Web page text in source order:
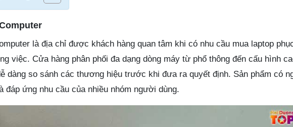
là địa chỉ được khách hàng quan tâm khi có nhu cầu mua laptop
việc. Cửa hàng phân phối đa dạng dòng máy từ phổ thông đến cấu hình
dàng so sánh các thương hiệu trước khi đưa ra quyết định. Sản phẩm có
đáp ứng nhu cầu của nhiều nhóm người dùng.